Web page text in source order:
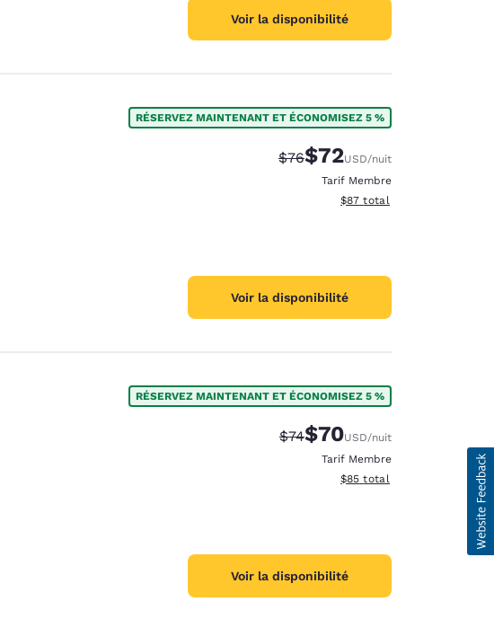
Voir la disponibilité
RÉSERVEZ MAINTENANT ET ÉCONOMISEZ 5 %
Tarif barré :
$76Tarif réduit :
$72USD/nuit
Tarif Membre
Afficher les détails du total
$87 total
Voir la disponibilité
RÉSERVEZ MAINTENANT ET ÉCONOMISEZ 5 %
Tarif barré :
$74Tarif réduit :
$70USD/nuit
Tarif Membre
Afficher les détails du total
$85 total
Voir la disponibilité